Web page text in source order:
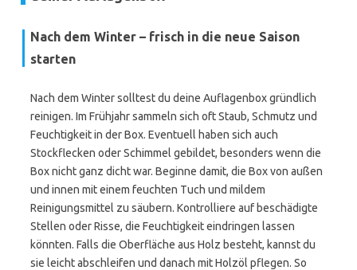
Nach dem Winter – frisch in die neue Saison
starten
Nach dem Winter solltest du deine Auflagenbox gründlich
reinigen. Im Frühjahr sammeln sich oft Staub, Schmutz und
Feuchtigkeit in der Box. Eventuell haben sich auch
Stockflecken oder Schimmel gebildet, besonders wenn die
Box nicht ganz dicht war. Beginne damit, die Box von außen
und innen mit einem feuchten Tuch und mildem
Reinigungsmittel zu säubern. Kontrolliere auf beschädigte
Stellen oder Risse, die Feuchtigkeit eindringen lassen
könnten. Falls die Oberfläche aus Holz besteht, kannst du
sie leicht abschleifen und danach mit Holzöl pflegen. So